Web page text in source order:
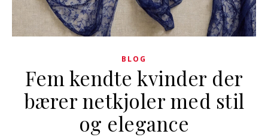
BLOG
Fem kendte kvinder der
bærer netkjoler med stil
og elegance